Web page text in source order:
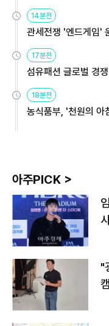
14분전
관세전쟁 '엔드게임'
용해야
17분전
섬유패션 글로벌 경
원
18분전
농식품부, '천원의
아주PICK >
"